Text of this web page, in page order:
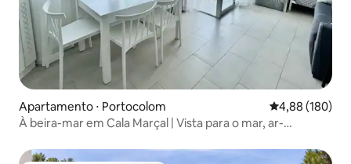
Apartamento ⋅ Portocolom 4,88 de uma
4,88 (180)
À beira-mar em Cala Marçal | Vista para o mar, ar-